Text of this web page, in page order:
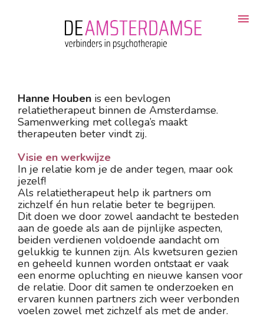
Hanne Houben is een bevlogen
relatietherapeut binnen de Amsterdamse.
Samenwerking met collega’s maakt
therapeuten beter vindt zij.
Visie en werkwijze
In je relatie kom je de ander tegen, maar ook
jezelf!
Als relatietherapeut help ik partners om
zichzelf én hun relatie beter te begrijpen.
Dit doen we door zowel aandacht te besteden
aan de goede als aan de pijnlijke aspecten,
beiden verdienen voldoende aandacht om
gelukkig te kunnen zijn. Als kwetsuren gezien
en geheeld kunnen worden ontstaat er vaak
een enorme opluchting en nieuwe kansen voor
de relatie. Door dit samen te onderzoeken en
ervaren kunnen partners zich weer verbonden
voelen zowel met zichzelf als met de ander.